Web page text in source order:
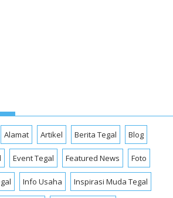
Alamat Artikel Berita Tegal Blog
Event Tegal Featured News Foto
Info Usaha Inspirasi Muda Tegal